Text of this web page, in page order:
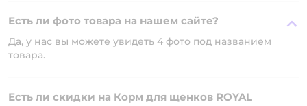
Есть ли фото товара на нашем сайте?
Да, у нас вы можете увидеть 4 фото под названием
товара.
Есть ли скидки на Корм для щенков ROYAL